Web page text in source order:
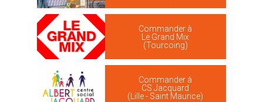
Commander à
Le Grand Mix
(Tourcoing)
Commander à
CS Jacquard
(Lille - Saint Maurice)